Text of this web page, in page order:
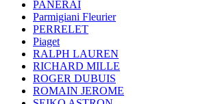
PANERAI
Parmigiani Fleurier
PERRELET
Piaget
RALPH LAUREN
RICHARD MILLE
ROGER DUBUIS
ROMAIN JEROME